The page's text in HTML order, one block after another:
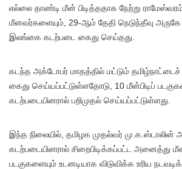
எல்லை தாண்டி மீன் பிடித்ததாக நேற்று
மீனவர்களையும், 29-ஆம் தேதி நெடுந்தீவு
இலங்கை கடற்படை கைது செய்தது.
கடந்த அக்டோபர் மாதத்தில் மட்டும்
கைது செய்யப்பட்டுள்ளதோடு, 10 மீன்பிடிப்
கடற்படையினரால் பறிமுதல் செய்யப்பட்டுள்ளது.
இந்த நிலையில், தமிழக முதல்வர்
கடற்படையினரால் சிறைபிடிக்கப்பட்ட அனைத்து
படகுகளையும் உடனடியாக விடுவிக்க உரிய